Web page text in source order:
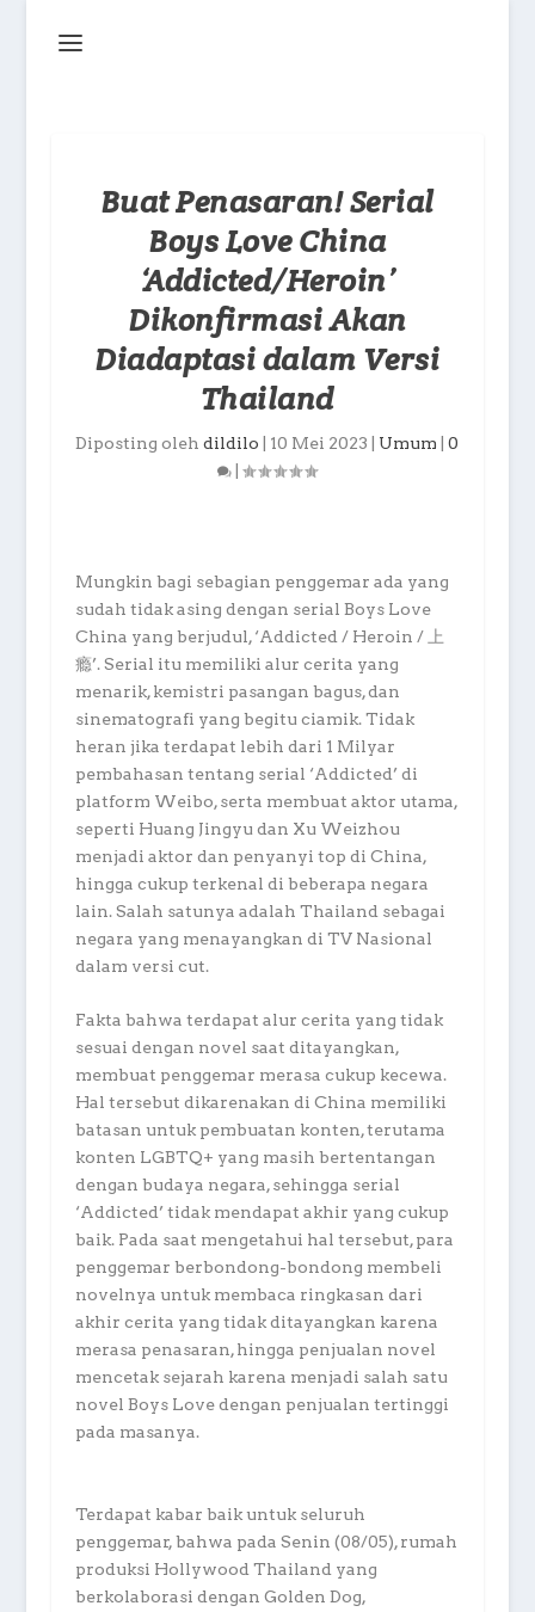
Buat Penasaran! Serial
Boys Love China
‘Addicted/Heroin’
Dikonfirmasi Akan
Diadaptasi dalam Versi
Thailand
Diposting olehdildilo 10 Mei 2023 Umum |0
|
Mungkin bagi sebagian penggemar ada yang
sudah tidak asing dengan serial Boys Love
China yang berjudul, ‘Addicted / Heroin / 上
瘾’. Serial itu memiliki alur cerita yang
menarik, kemistri pasangan bagus, dan
sinematografi yang begitu ciamik. Tidak
heran jika terdapat lebih dari 1 Milyar
pembahasan tentang serial ‘Addicted’ di
platform Weibo, serta membuat aktor utama,
seperti Huang Jingyu dan Xu Weizhou
menjadi aktor dan penyanyi top di China,
hingga cukup terkenal di beberapa negara
lain. Salah satunya adalah Thailand sebagai
negara yang menayangkan di TV Nasional
dalam versi cut.
Fakta bahwa terdapat alur cerita yang tidak
sesuai dengan novel saat ditayangkan,
membuat penggemar merasa cukup kecewa.
Hal tersebut dikarenakan di China memiliki
batasan untuk pembuatan konten, terutama
konten LGBTQ+ yang masih bertentangan
dengan budaya negara, sehingga serial
‘Addicted’ tidak mendapat akhir yang cukup
baik. Pada saat mengetahui hal tersebut, para
penggemar berbondong-bondong membeli
novelnya untuk membaca ringkasan dari
akhir cerita yang tidak ditayangkan karena
merasa penasaran, hingga penjualan novel
mencetak sejarah karena menjadi salah satu
novel Boys Love dengan penjualan tertinggi
pada masanya.
Terdapat kabar baik untuk seluruh
penggemar, bahwa pada Senin (08/05), rumah
produksi Hollywood Thailand yang
berkolaborasi dengan Golden Dog,